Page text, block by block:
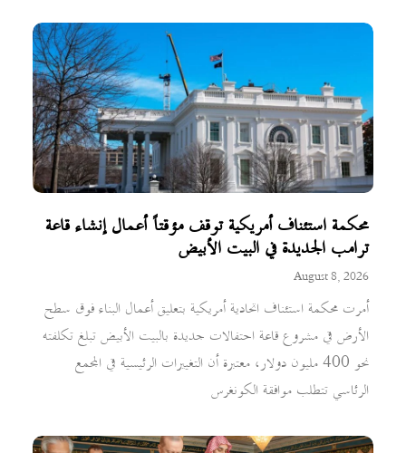
محكمة استئناف أمريكية توقف مؤقتاً أعمال إنشاء قاعة
ترامب الجديدة في البيت الأبيض
August 8, 2026
أمرت محكمة استئناف اتحادية أمريكية بتعليق أعمال البناء فوق سطح
الأرض في مشروع قاعة احتفالات جديدة بالبيت الأبيض تبلغ تكلفته
نحو 400 مليون دولار، معتبرة أن التغييرات الرئيسية في المجمع
الرئاسي تتطلب موافقة الكونغرس